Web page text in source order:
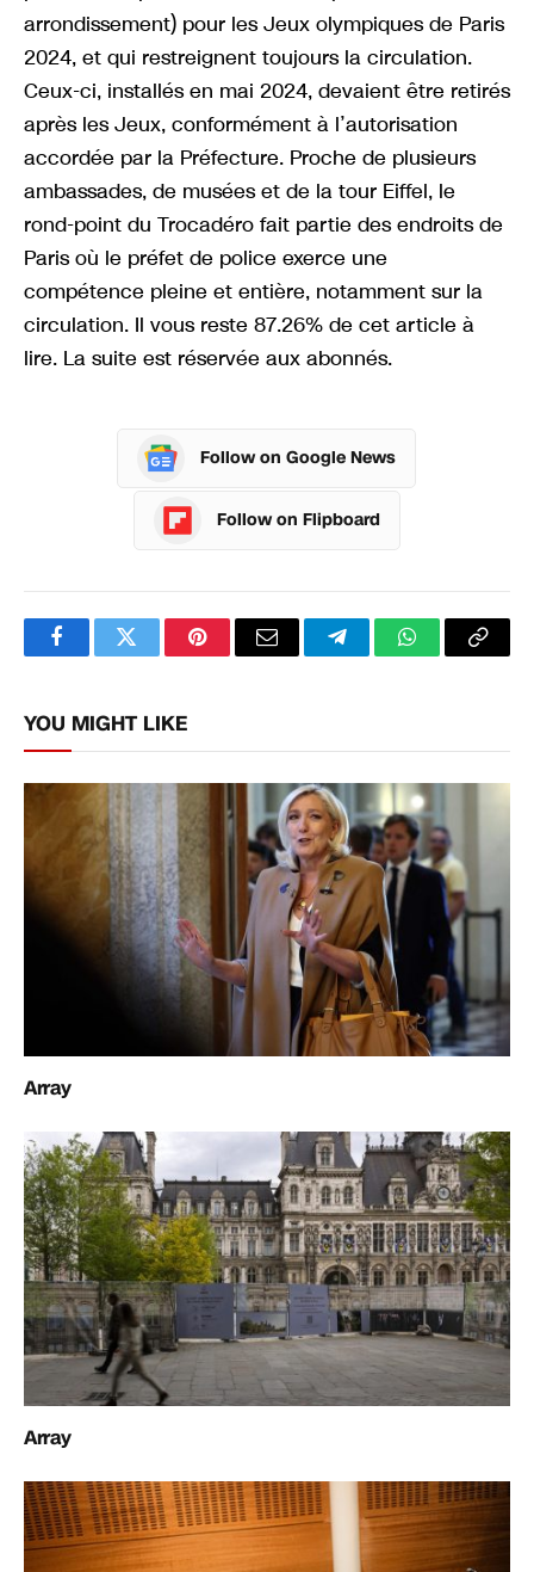
arrondissement) pour les Jeux olympiques de Paris
2024, et qui restreignent toujours la circulation.
Ceux-ci, installés en mai 2024, devaient être retirés
après les Jeux, conformément à l’autorisation
accordée par la Préfecture. Proche de plusieurs
ambassades, de musées et de la tour Eiffel, le
rond-point du Trocadéro fait partie des endroits de
Paris où le préfet de police exerce une
compétence pleine et entière, notamment sur la
circulation. Il vous reste 87.26% de cet article à
lire. La suite est réservée aux abonnés.
Follow on Google News
Follow on Flipboard
FacebookTwitterPinterestEmail TelegramWhatsApp
Copy
YOU MIGHT LIKE
Array
Array